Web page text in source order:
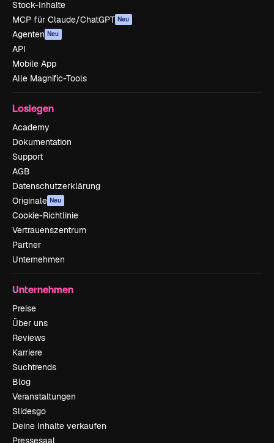
Stock-Inhalte
MCP für Claude/ChatGPT Neu
Agenten Neu
API
Mobile App
Alle Magnific-Tools
Loslegen
Academy
Dokumentation
Support
AGB
Datenschutzerklärung
Originale Neu
Cookie-Richtlinie
Vertrauenszentrum
Partner
Unternehmen
Unternehmen
Preise
Über uns
Reviews
Karriere
Suchtrends
Blog
Veranstaltungen
Slidesgo
Deine Inhalte verkaufen
Pressesaal